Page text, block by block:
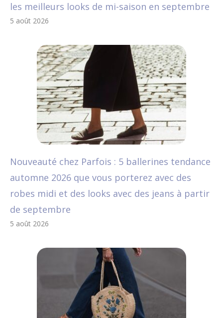
les meilleurs looks de mi-saison en septembre
5 août 2026
Nouveauté chez Parfois : 5 ballerines tendance
automne 2026 que vous porterez avec des
robes midi et des looks avec des jeans à partir
de septembre
5 août 2026